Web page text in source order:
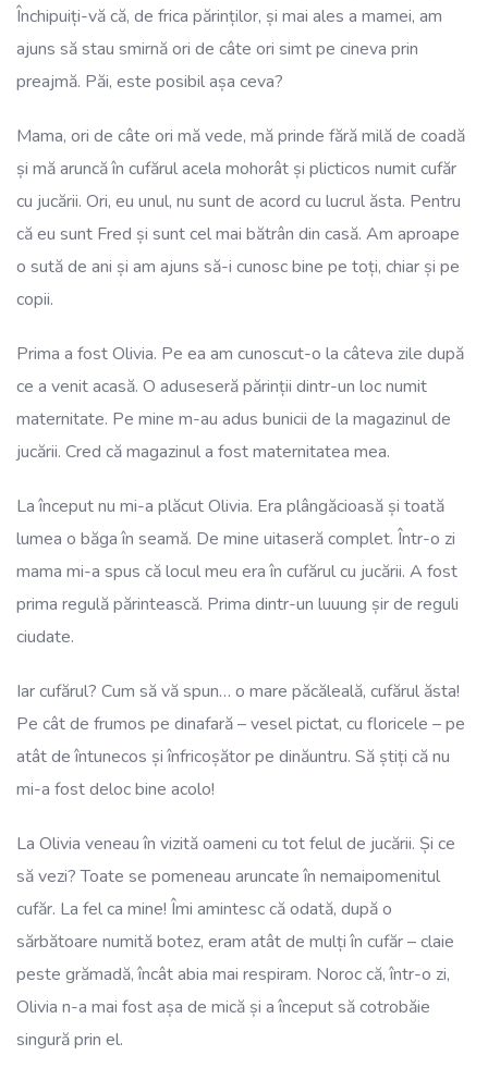
Închipuiți-vă că, de frica părinților, și mai ales a mamei, am
ajuns să stau smirnă ori de câte ori simt pe cineva prin
preajmă. Păi, este posibil așa ceva?
Mama, ori de câte ori mă vede, mă prinde fără milă de coadă
și mă aruncă în cufărul acela mohorât și plicticos numit cufăr
cu jucării. Ori, eu unul, nu sunt de acord cu lucrul ăsta. Pentru
că eu sunt Fred și sunt cel mai bătrân din casă. Am aproape
o sută de ani și am ajuns să-i cunosc bine pe toți, chiar și pe
copii.
Prima a fost Olivia. Pe ea am cunoscut-o la câteva zile după
ce a venit acasă. O aduseseră părinții dintr-un loc numit
maternitate. Pe mine m-au adus bunicii de la magazinul de
jucării. Cred că magazinul a fost maternitatea mea.
La început nu mi-a plăcut Olivia. Era plângăcioasă și toată
lumea o băga în seamă. De mine uitaseră complet. Într-o zi
mama mi-a spus că locul meu era în cufărul cu jucării. A fost
prima regulă părintească. Prima dintr-un luuung șir de reguli
ciudate.
Iar cufărul? Cum să vă spun… o mare păcăleală, cufărul ăsta!
Pe cât de frumos pe dinafară – vesel pictat, cu floricele – pe
atât de întunecos și înfricoșător pe dinăuntru. Să știți că nu
mi-a fost deloc bine acolo!
La Olivia veneau în vizită oameni cu tot felul de jucării. Și ce
să vezi? Toate se pomeneau aruncate în nemaipomenitul
cufăr. La fel ca mine! Îmi amintesc că odată, după o
sărbătoare numită botez, eram atât de mulți în cufăr – claie
peste grămadă, încât abia mai respiram. Noroc că, într-o zi,
Olivia n-a mai fost așa de mică și a început să cotrobăie
singură prin el.